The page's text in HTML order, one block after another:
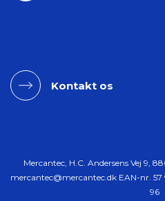
Kontakt os
Mercantec, H.C. Andersens Vej 9,
mercantec@mercantec.dk EAN-nr.
96